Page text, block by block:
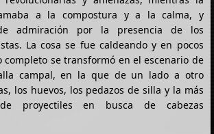
a la compostura y a la calma, y
admiración por la presencia de los
La cosa se fue caldeando y en pocos
completo se transformó en el escenario de
campal, en la que de un lado a otro
los huevos, los pedazos de silla y la más
proyectiles en busca de cabezas